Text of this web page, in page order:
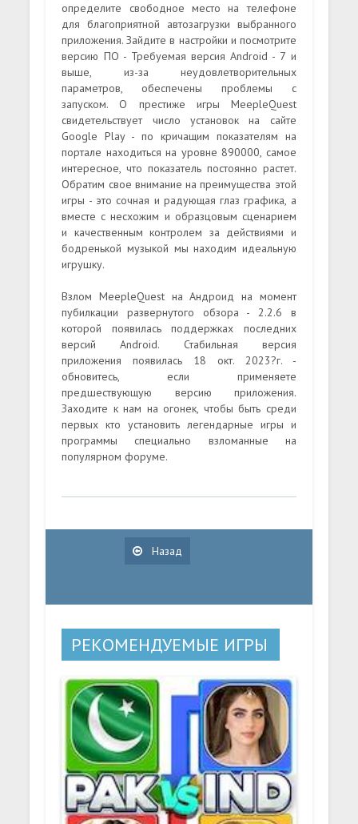
определите свободное место на телефоне
для благоприятной автозагрузки выбранного
приложения. Зайдите в настройки и посмотрите
версию ПО - Требуемая версия Android - 7 и
выше, из-за неудовлетворительных
параметров, обеспечены проблемы с
запуском. О престиже игры MeepleQuest
свидетельствует число установок на сайте
Google Play - по кричащим показателям на
портале находиться на уровне 890000, самое
интересное, что показатель постоянно растет.
Обратим свое внимание на преимущества этой
игры - это сочная и радующая глаз графика, а
вместе с несхожим и образцовым сценарием
и качественным контролем за действиями и
бодренькой музыкой мы находим идеальную
игрушку.
Взлом MeepleQuest на Андроид на момент
пубилкации развернутого обзора - 2.2.6 в
которой появилась поддержках последних
версий Android. Стабильная версия
приложения появилась 18 окт. 2023?г. -
обновитесь, если применяете
предшествующую версию приложения.
Заходите к нам на огонек, чтобы быть среди
первых кто установить легендарные игры и
программы специально взломанные на
популярном форуме.
Назад
РЕКОМЕНДУЕМЫЕ ИГРЫ